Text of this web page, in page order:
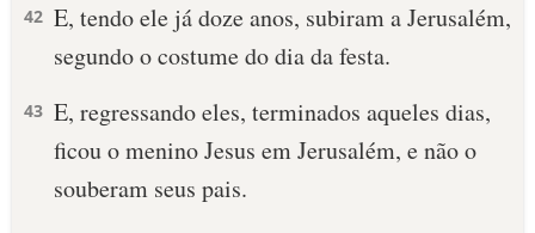
42 E, tendo ele já doze anos, subiram a Jerusalém,
segundo o costume do dia da festa.
43 E, regressando eles, terminados aqueles dias,
ficou o menino Jesus em Jerusalém, e não o
souberam seus pais.